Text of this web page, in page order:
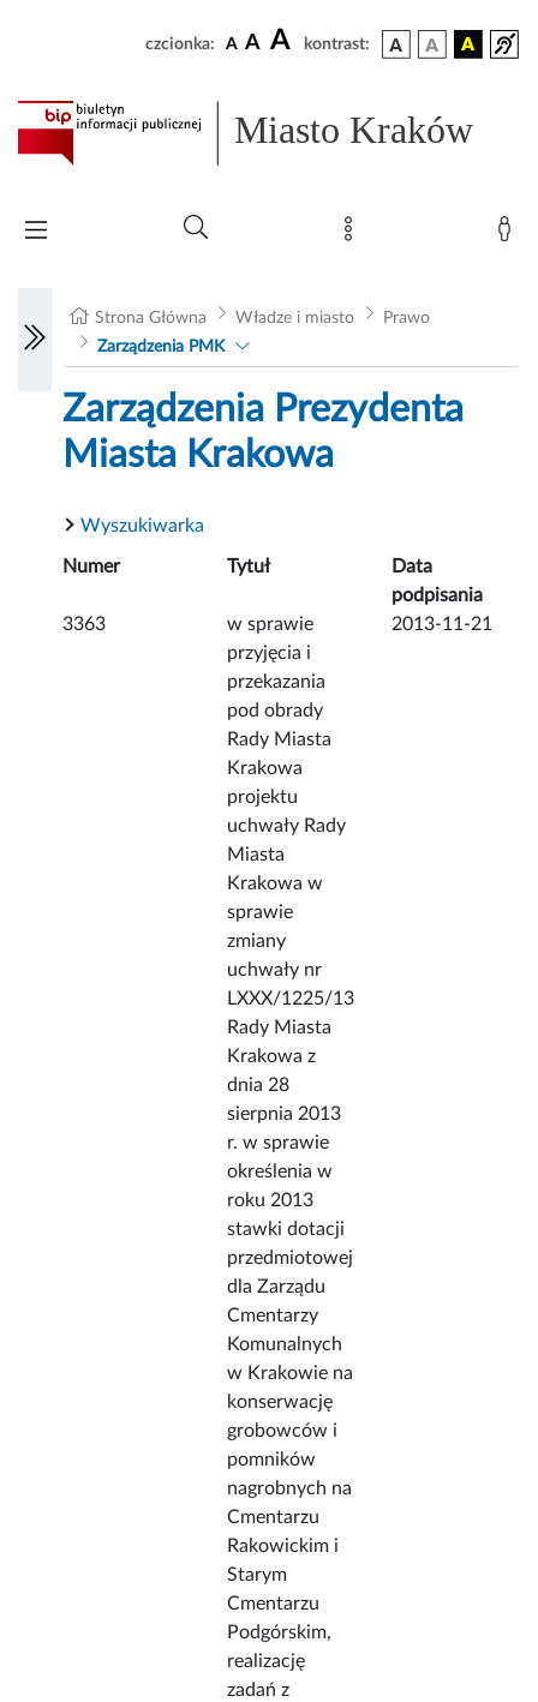
czcionka: A A A kontrast:
Miasto Kraków
Strona Główna Władze i miasto
Prawo
Zarządzenia PMK
Zarządzenia Prezydenta
Miasta Krakowa
Wyszukiwarka
Numer Tytuł
Data
podpisania
3363
w sprawie
przyjęcia i
przekazania
pod obrady
Rady Miasta
Krakowa
projektu
uchwały Rady
Miasta
Krakowa w
sprawie
zmiany
uchwały nr
LXXX/1225/13
Rady Miasta
Krakowa z
dnia 28
sierpnia 2013
r. w sprawie
określenia w
roku 2013
stawki dotacji
przedmiotowej
dla Zarządu
Cmentarzy
Komunalnych
w Krakowie na
konserwację
grobowców i
pomników
nagrobnych na
Cmentarzu
Rakowickim i
Starym
Cmentarzu
Podgórskim,
realizację
zadań z
2013-11-21